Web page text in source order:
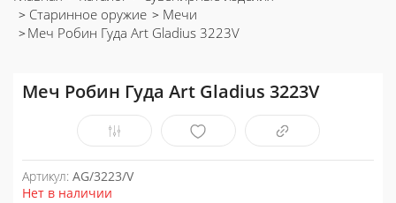
Старинное оружие
Мечи
Меч Робин Гуда Art Gladius 3223V
Меч Робин Гуда Art Gladius 3223V
Артикул: AG/3223/V
Нет в наличии